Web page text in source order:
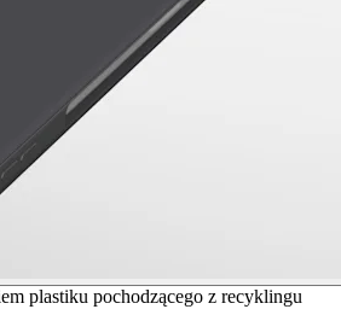
plastiku pochodzącego z recyklingu